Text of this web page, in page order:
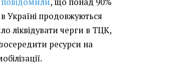
в Україні продовжуються
ліквідувати черги в ТЦК,
ресурси на